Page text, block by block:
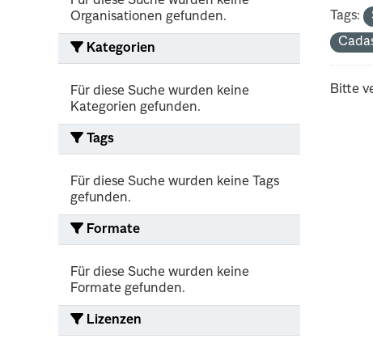
Organisationen gefunden.
Kategorien
Für diese Suche wurden keine
Kategorien gefunden.
Tags
Für diese Suche wurden keine Tags
gefunden.
Formate
Für diese Suche wurden keine
Formate gefunden.
Lizenzen
Tags:
Bitte